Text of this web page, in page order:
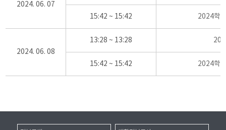
2024. 06. 07
15:42 ~ 15:42 2024학
2024. 06. 08
13:28 ~ 13:28
15:42 ~ 15:42 2024학